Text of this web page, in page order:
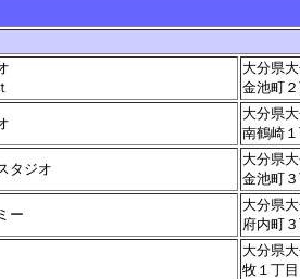
大分県
金池町
大分県
南鶴崎
タジオ
大分県
金池町
ー
大分県
府内町
大分県
牧１丁